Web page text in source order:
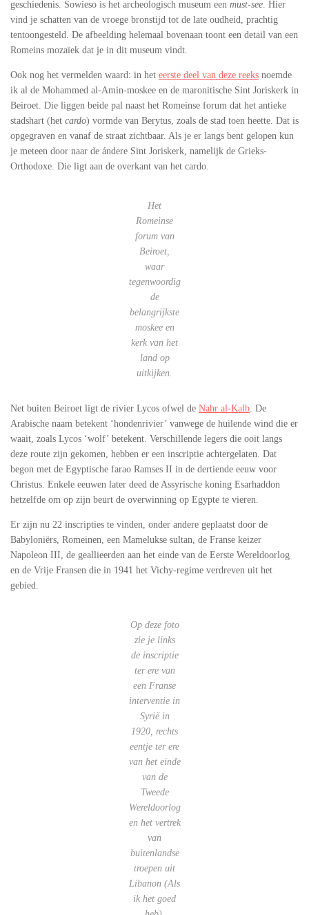
geschiedenis. Sowieso is het archeologisch museum een must-see . Hier
vind je schatten van de vroege bronstijd tot de late oudheid, prachtig
tentoongesteld. De afbeelding helemaal bovenaan toont een detail van een
Romeins mozaïek dat je in dit museum vindt.
Ook nog het vermelden waard: in het eerste deel van deze reeks noemde
ik al de Mohammed al-Amin-moskee en de maronitische Sint Joriskerk in
Beiroet. Die liggen beide pal naast het Romeinse forum dat het antieke
stadshart (het cardo) vormde van Berytus, zoals de stad toen heette. Dat is
opgegraven en vanaf de straat zichtbaar. Als je er langs bent gelopen kun
je meteen door naar de ándere Sint Joriskerk, namelijk de Grieks-
Orthodoxe. Die ligt aan de overkant van het cardo.
Het
Romeinse
forum van
Beiroet,
waar
tegenwoordig
de
belangrijkste
moskee en
kerk van het
land op
uitkijken.
Net buiten Beiroet ligt de rivier Lycos ofwel de Nahr al-Kalb . De
Arabische naam betekent ‘hondenrivier’ vanwege de huilende wind die er
waait, zoals Lycos ‘wolf’ betekent. Verschillende legers die ooit langs
deze route zijn gekomen, hebben er een inscriptie achtergelaten. Dat
begon met de Egyptische farao Ramses II in de dertiende eeuw voor
Christus. Enkele eeuwen later deed de Assyrische koning Esarhaddon
hetzelfde om op zijn beurt de overwinning op Egypte te vieren.
Er zijn nu 22 inscripties te vinden, onder andere geplaatst door de
Babyloniërs, Romeinen, een Mamelukse sultan, de Franse keizer
Napoleon III, de geallieerden aan het einde van de Eerste Wereldoorlog
en de Vrije Fransen die in 1941 het Vichy-regime verdreven uit het
gebied.
Op deze foto
zie je links
de inscriptie
ter ere van
een Franse
interventie in
Syrië in
1920, rechts
eentje ter ere
van het einde
van de
Tweede
Wereldoorlog
en het vertrek
van
buitenlandse
troepen uit
Libanon (Als
ik het goed